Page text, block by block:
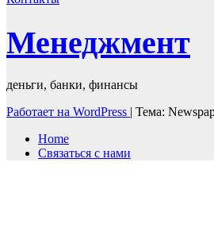
Менеджмент
деньги, банки, финансы
Работает на WordPress | Тема:
Home
Связаться с нами